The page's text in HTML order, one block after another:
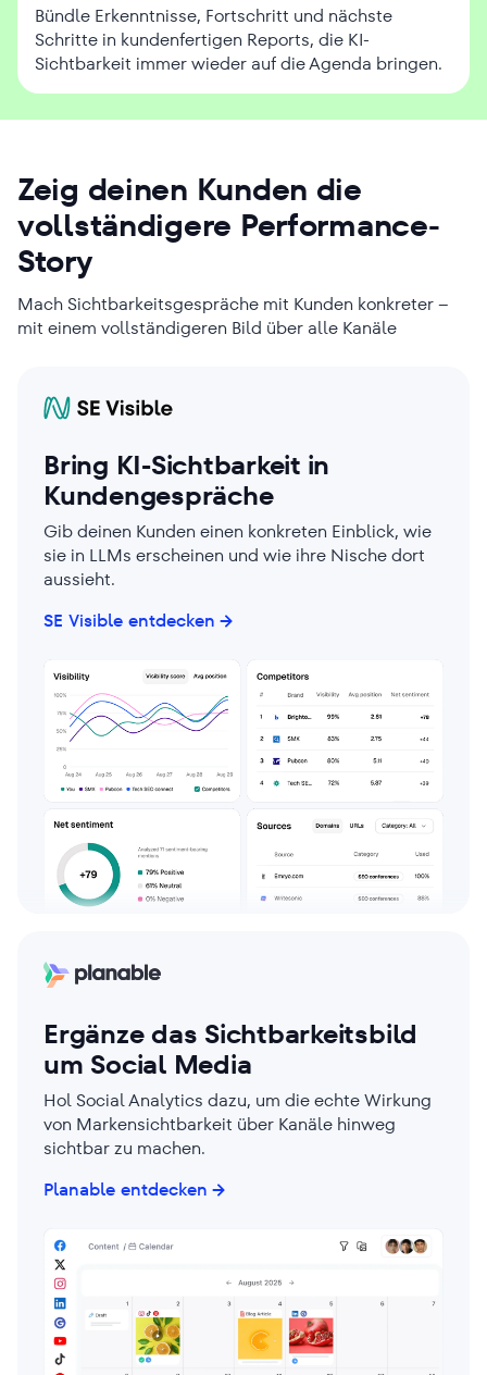
Bündle Erkenntnisse, Fortschritt und nächste
Schritte in kundenfertigen Reports, die KI-
Sichtbarkeit immer wieder auf die Agenda bringen.
Zeig deinen Kunden die
vollständigere Performance-
Story
Mach Sichtbarkeitsgespräche mit Kunden konkreter –
mit einem vollständigeren Bild über alle Kanäle
Bring KI-Sichtbarkeit in
Kundengespräche
Gib deinen Kunden einen konkreten Einblick, wie
sie in LLMs erscheinen und wie ihre Nische dort
aussieht.
SE Visible entdecken
Ergänze das Sichtbarkeitsbild
um Social Media
Hol Social Analytics dazu, um die echte Wirkung
von Markensichtbarkeit über Kanäle hinweg
sichtbar zu machen.
Planable entdecken